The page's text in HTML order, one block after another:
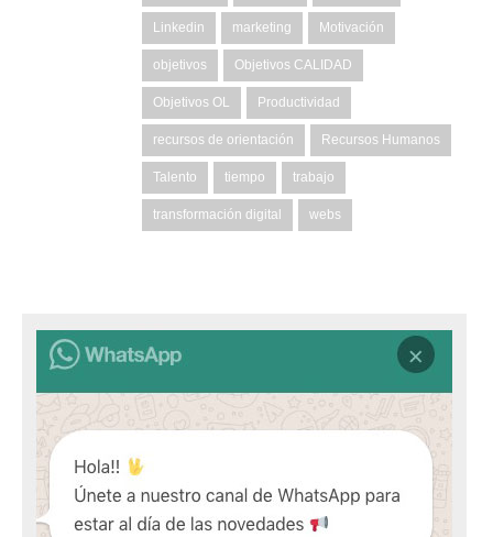
Linkedin marketing Motivación
objetivos Objetivos CALIDAD
Objetivos OL Productividad
recursos de orientación Recursos Humanos
Talento tiempo trabajo
transformación digital webs